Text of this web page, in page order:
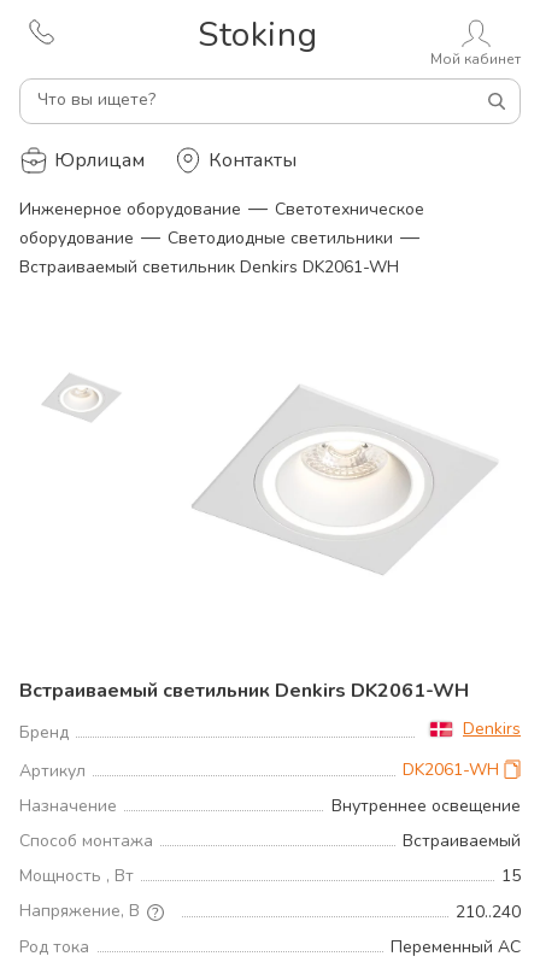
Stoking
Что вы ищете?
Мой кабинет
Юрлицам Контакты
Инженерное оборудование — Светотехническое
оборудование — Светодиодные светильники —
Встраиваемый светильник Denkirs DK2061-WH
Встраиваемый светильник Denkirs DK2061-WH
Бренд
Denkirs
Артикул
DK2061-WH
Назначение
Внутреннее освещение
Способ монтажа
Встраиваемый
Мощность , Вт
15
Напряжение, В
210..240
Род тока
Переменный AC